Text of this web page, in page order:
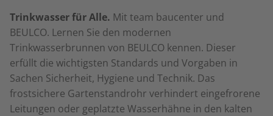
Trinkwasser für Alle. Mit team baucenter und
BEULCO. Lernen Sie den modernen
Trinkwasserbrunnen von BEULCO kennen. Dieser
erfüllt die wichtigsten Standards und Vorgaben in
Sachen Sicherheit, Hygiene und Technik. Das
frostsichere Gartenstandrohr verhindert eingefrorene
Leitungen oder geplatzte Wasserhähne in den kalten